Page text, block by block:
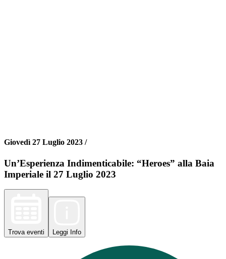
Giovedì 27 Luglio 2023 /
Un’Esperienza Indimenticabile: “Heroes” alla Baia
Imperiale il 27 Luglio 2023
Trova eventi Leggi Info